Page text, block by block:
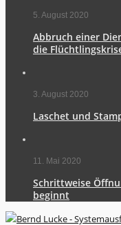
5. August 2020
Abbruch einer
die
3. August 2020
Laschet und
11. Mai 2020
Schrittweise
beginnt